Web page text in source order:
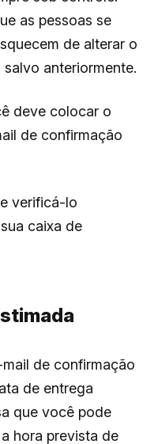
as pessoas se
de alterar o
anteriormente.
deve colocar o
de confirmação
verificá-lo
caixa de
de confirmação
de entrega
que você pode
hora prevista de